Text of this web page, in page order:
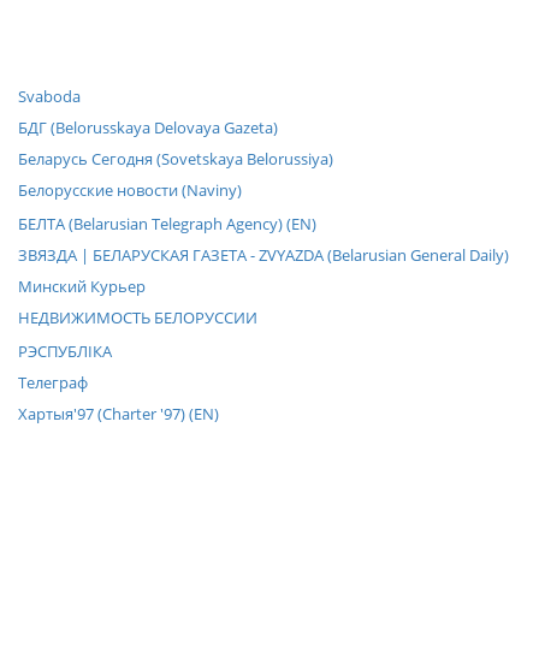
Svaboda
БДГ (Belorusskaya Delovaya Gazeta)
Беларусь Сегодня (Sovetskaya Belorussiya)
Белорусские новости (Naviny)
БЕЛТА (Belarusian Telegraph Agency) (EN)
ЗВЯЗДА | БЕЛАРУСКАЯ ГАЗЕТА - ZVYAZDA (Belarusian General Daily)
Минский Курьер
НЕДВИЖИМОСТЬ БЕЛОРУССИИ
РЭСПУБЛIКА
Телеграф
Хартыя'97 (Charter '97) (EN)